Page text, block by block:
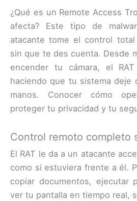
¿Qué es un Remote Access
afecta? Este tipo de
atacante tome el control
sin que te des cuenta. Desde
encender tu cámara, el
haciendo que tu sistema deje
manos. Conocer cómo
proteger tu privacidad y tu
Control remoto completo
El RAT le da a un atacante
como si estuviera frente a él.
copiar documentos, ejecutar
ver tu pantalla en tiempo real,